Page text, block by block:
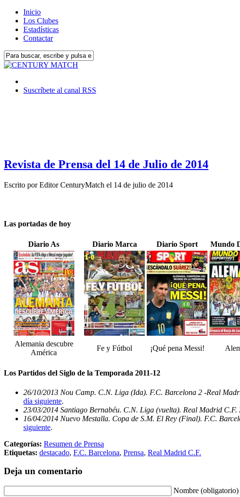
Inicio
Los Clubes
Estadísticas
Contactar
Suscríbete al canal RSS
Revista de Prensa del 14 de Julio de 2014
Escrito porEditor CenturyMatch el 14 de julio de 2014
Las portadas de hoy
Diario As Diario Marca Diario Sport Mundo
Alemania descubre
América
Fe y Fútbol ¡Qué pena Messi!
Los Partidos del Siglo de la Temporada 2011-12
26/10/2013 Nou Camp. C.N. Liga (Ida). F.C. Barcelona 2 -Real
día siguiente.
23/03/2014 Santiago Bernabéu. C.N. Liga (vuelta). Real Madrid C.F.
16/04/2014 Nuevo Mestalla. Copa de S.M. El Rey (Final). F.C.
siguiente.
Categorías: Resumen de Prensa
Etiquetas: destacado, F.C. Barcelona, Prensa, Real Madrid C.F.
Deja un comentario
Nombre (obligatorio)